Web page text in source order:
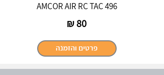
AMCOR AIR RC TAC 496
80
₪